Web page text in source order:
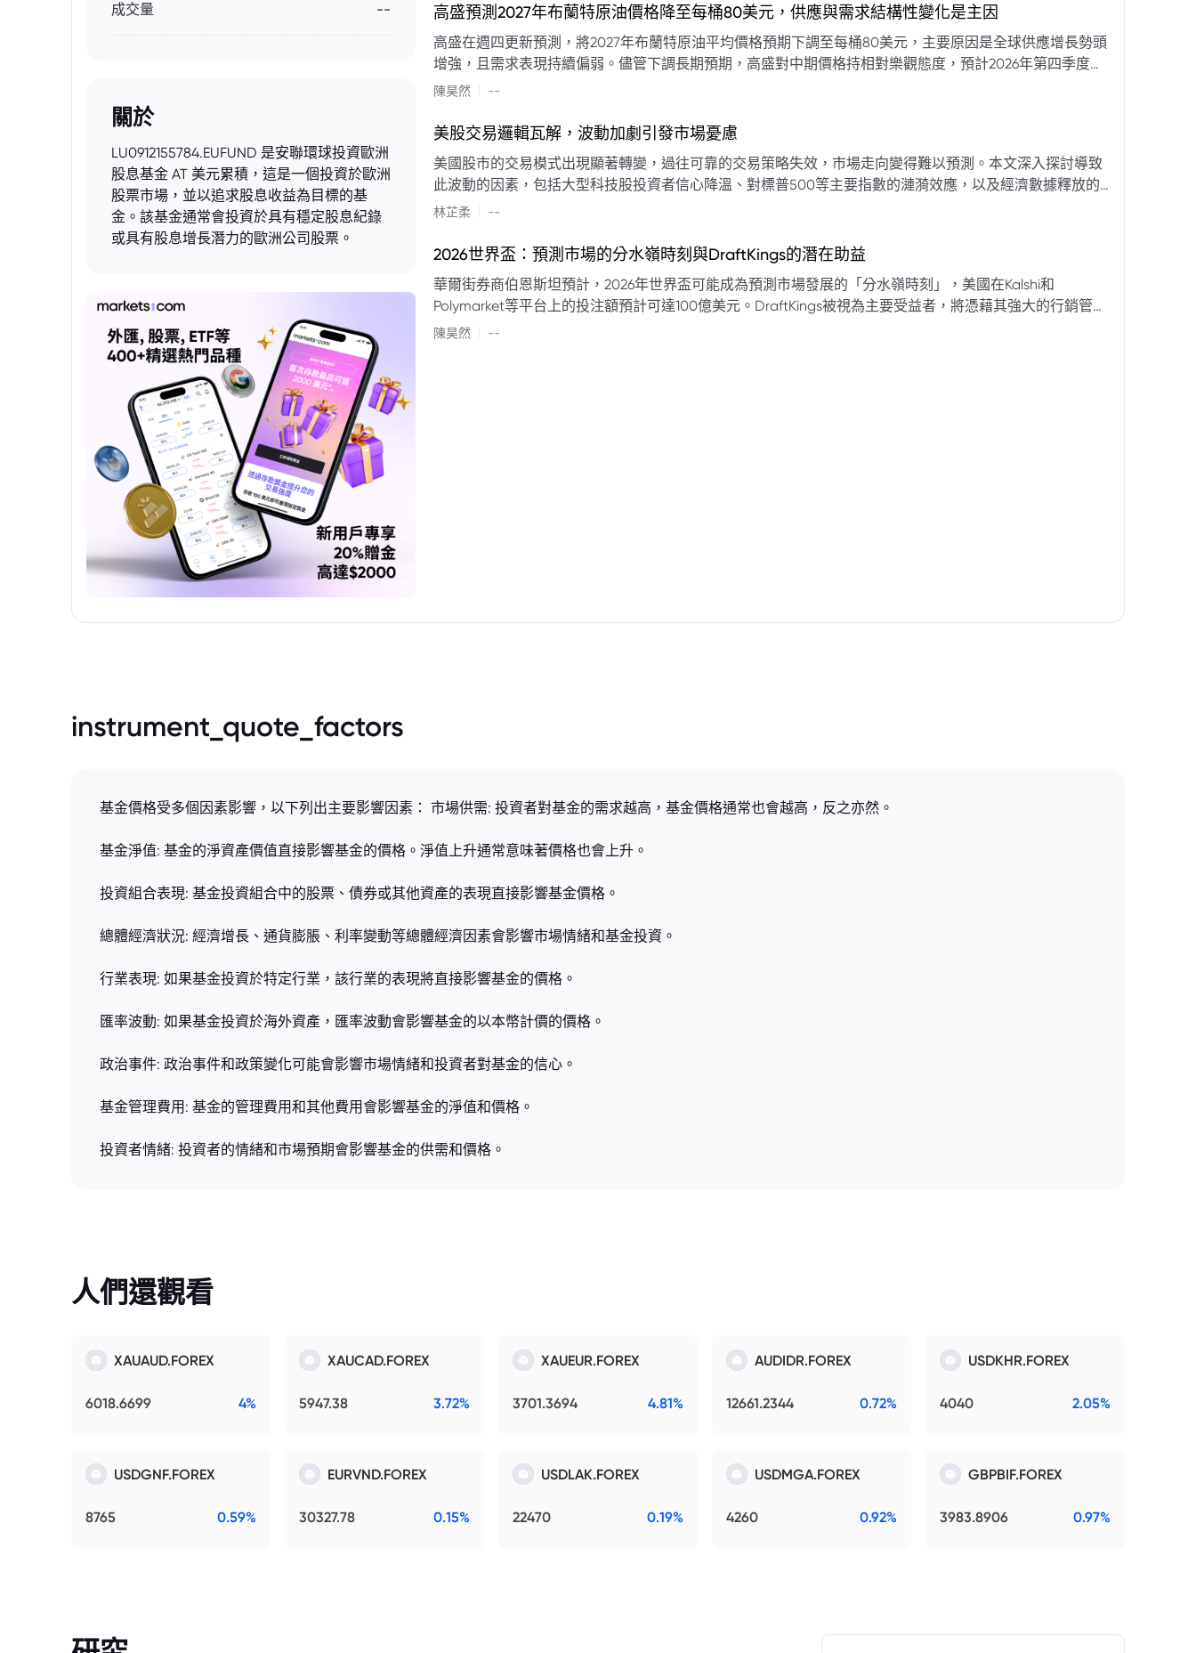
成交量 --
關於
LU0912155784.EUFUND 是安聯環球投資歐洲
股息基金 AT 美元累積，這是一個投資於歐洲
股票市場，並以追求股息收益為目標的基
金。該基金通常會投資於具有穩定股息紀錄
或具有股息增長潛力的歐洲公司股票。
高盛預測2027年布蘭特原油價格降至每桶80美元，供應與需求結構性變化是主因
高盛在週四更新預測，將2027年布蘭特原油平均價格預期下調至每桶80美元，主要原因是全球供應增長勢頭
增強，且需求表現持續偏弱。儘管下調長期預期，高盛對中期價格持相對樂觀態度，預計2026年第四季度布
蘭特原油均價為每桶90美元。該行認為，美國、巴西、圭亞那、委內瑞拉及阿聯酋的產量提升，加上需求端
其影響低於預期，二季度的全球供應缺口（每日500萬至600萬桶）因需求疲軟和市場已存在的供過於求而
口受阻持續，2026年底油價可能升至每桶110美元以上，極端情況下2027年甚至可能觸及140美元。相對地，
若供應快速恢復且需求進一步走弱，2026年底油價可能回落至每桶70美元左右，2027年則可能降至每桶60
美元。
陳昊然 --
美股交易邏輯瓦解，波動加劇引發市場憂慮
美國股市的交易模式出現顯著轉變，過往可靠的交易策略失效，市場走向變得難以預測。本文深入探討導致
此波動的因素，包括大型科技股投資者信心降溫、對標普500等主要指數的漣漪效應，以及經濟數據釋放的
矛盾信號。專家意見顯示，雙向交易與市場震盪加劇將成為新常態。重點摘要包括：先前「逢低買入」策略
點：** * **交易邏輯轉變：** 順勢做多的市場邏輯已瓦解，市場走向變得難以預測。 * **科技股信心減弱：**
現顯著的單日反轉幅度，整體市場穩定性大幅下降。 * **經濟數據拉扯：** 經濟數據表現出韌性與聯準會緊
縮貨幣政策預期升溫之間形成拉扯，加劇市場不確定性。 * **專家預期：** 預計將持續出現板塊輪動與風格
切換，投資者意見分歧程度處於極高水平。 * **聚焦聯準會：** 聯準會的利率決議及後續記者會，被視為短
林芷柔 --
2026世界盃：預測市場的分水嶺時刻與DraftKings的潛在助益
華爾街券商伯恩斯坦預計，2026年世界盃可能成為預測市場發展的「分水嶺時刻」，美國在Kalshi和
Polymarket等平台上的投注額預計可達100億美元。DraftKings被視為主要受益者，將憑藉其強大的行銷管
道、西班牙語轉播權以及對預測市場業務的拓展，為即將到來的NFL賽季做準備。
陳昊然 --
instrument_quote_factors
基金價格受多個因素影響，以下列出主要影響因素： 市場供需: 投資者對基金的需求越高，基金價格通常也會越高，反之亦然。
基金淨值: 基金的淨資產價值直接影響基金的價格。淨值上升通常意味著價格也會上升。
投資組合表現: 基金投資組合中的股票、債券或其他資產的表現直接影響基金價格。
總體經濟狀況: 經濟增長、通貨膨脹、利率變動等總體經濟因素會影響市場情緒和基金投資。
行業表現: 如果基金投資於特定行業，該行業的表現將直接影響基金的價格。
匯率波動: 如果基金投資於海外資產，匯率波動會影響基金的以本幣計價的價格。
政治事件: 政治事件和政策變化可能會影響市場情緒和投資者對基金的信心。
基金管理費用: 基金的管理費用和其他費用會影響基金的淨值和價格。
投資者情緒: 投資者的情緒和市場預期會影響基金的供需和價格。
人們還觀看
XAUAUD.FOREX
6018.6699 4%
XAUCAD.FOREX
5947.38 3.72%
XAUEUR.FOREX
3701.3694 4.81%
AUDIDR.FOREX
12661.2344 0.72%
USDKHR.FOREX
4040 2.05%
USDGNF.FOREX
8765 0.59%
EURVND.FOREX
30327.78 0.15%
USDLAK.FOREX
22470 0.19%
USDMGA.FOREX
4260 0.92%
GBPBIF.FOREX
3983.8906 0.97%